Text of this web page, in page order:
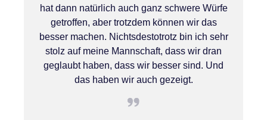
hat dann natürlich auch ganz schwere Würfe
getroffen, aber trotzdem können wir das
besser machen. Nichtsdestotrotz bin ich sehr
stolz auf meine Mannschaft, dass wir dran
geglaubt haben, dass wir besser sind. Und
das haben wir auch gezeigt.